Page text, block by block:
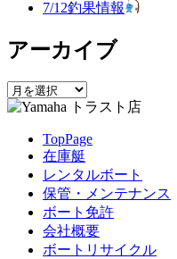
ン
7/12釣果情報
アーカイブ
ア
ー
TopPage
在庫艇
レンタルボート
保管・メンテナンス
ボート免許
会社概要
ボートリサイクル